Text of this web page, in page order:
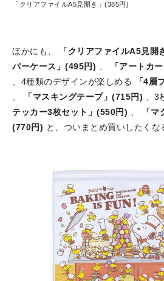
「クリアファイルA5見開き」(385円)
ほかにも、 「クリアファイルA5見開
パーケース」(495円)
「アートカ
、4種類のデザインが楽しめる
「4層
「マスキングテープ」(715円) 、3
テッカー3枚セット」(550円)
「
(770円) と、ついまとめ買いしたくな